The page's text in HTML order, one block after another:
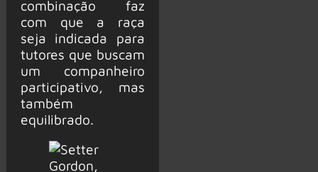
combinação faz
com que a raça
seja indicada para
tutores que buscam
um companheiro
participativo, mas
também
equilibrado.